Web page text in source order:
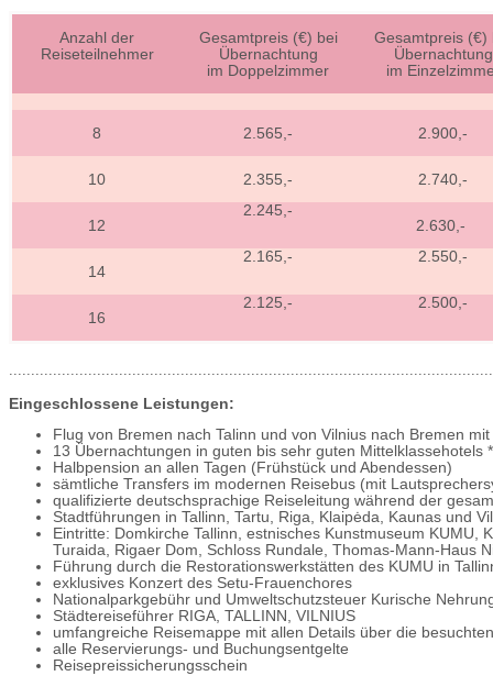
Anzahl der
Reiseteilnehmer
Gesamtpreis (€) bei
Übernachtung
im Doppelzimmer
Gesamtpreis (€)
Übernachtung
im
8 2.565,- 2.900,-
10 2.355,- 2.740,-
12
2.245,-
2.630,-
14
2.165,- 2.550,-
16
2.125,- 2.500,-
Eingeschlossene Leistungen:
Flug von Bremen nach Talinn und von Vilnius nach Bremen
13 Übernachtungen in guten bis sehr guten Mittelklassehotels
Halbpension an allen Tagen (Frühstück und Abendessen)
sämtliche Transfers im modernen Reisebus (mit
qualifizierte deutschsprachige Reiseleitung während der
Stadtführungen in Tallinn, Tartu, Riga, Klaipėda, Kaunas und
Eintritte: Domkirche Tallinn, estnisches Kunstmuseum
Turaida, Rigaer Dom, Schloss Rundale, Thomas-Mann-Haus
Führung durch die Restorationswerkstätten des KUMU in
exklusives Konzert des Setu-Frauenchores
Nationalparkgebühr und Umweltschutzsteuer Kurische
Städtereiseführer RIGA, TALLINN, VILNIUS
umfangreiche Reisemappe mit allen Details über die
alle Reservierungs- und Buchungsentgelte
Reisepreissicherungsschein